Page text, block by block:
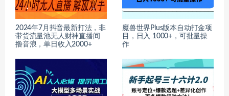
2024年7月抖音最新打法，非
带货流量池无人财神直播间
撸音浪，单日收入2000+
魔兽世界Plus版本自动打金项
目，日入 1000+，可批量操
作